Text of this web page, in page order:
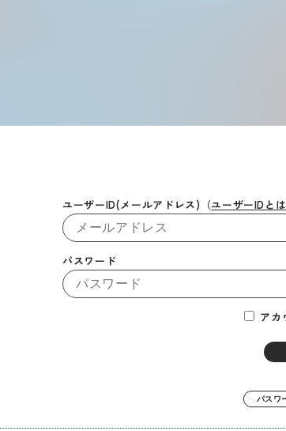
ユーザーID(メールアドレス) （ユーザーIDと
パスワード
アカ
パスワ